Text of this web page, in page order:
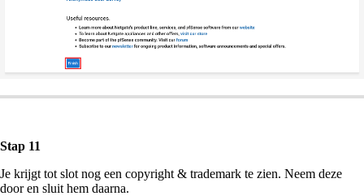
Stap 11
Je krijgt tot slot nog een copyright & trademark te zien. Neem deze
door en sluit hem daarna.